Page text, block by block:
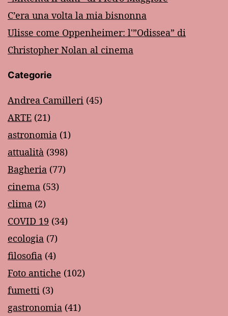
C’era una volta la mia bisnonna
Ulisse come Oppenheimer: l'”Odissea” di
Christopher Nolan al cinema
Categorie
Andrea Camilleri (45)
ARTE (21)
astronomia (1)
attualità (398)
Bagheria (77)
cinema (53)
clima (2)
COVID 19 (34)
ecologia (7)
filosofia (4)
Foto antiche (102)
fumetti (3)
gastronomia (41)